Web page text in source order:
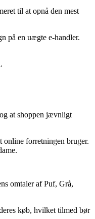
til at opnå den mest
på en uægte e-handler.
at shoppen jævnligt
online forretningen bruger.
omtaler af Puf, Grå,
køb, hvilket tilmed bør